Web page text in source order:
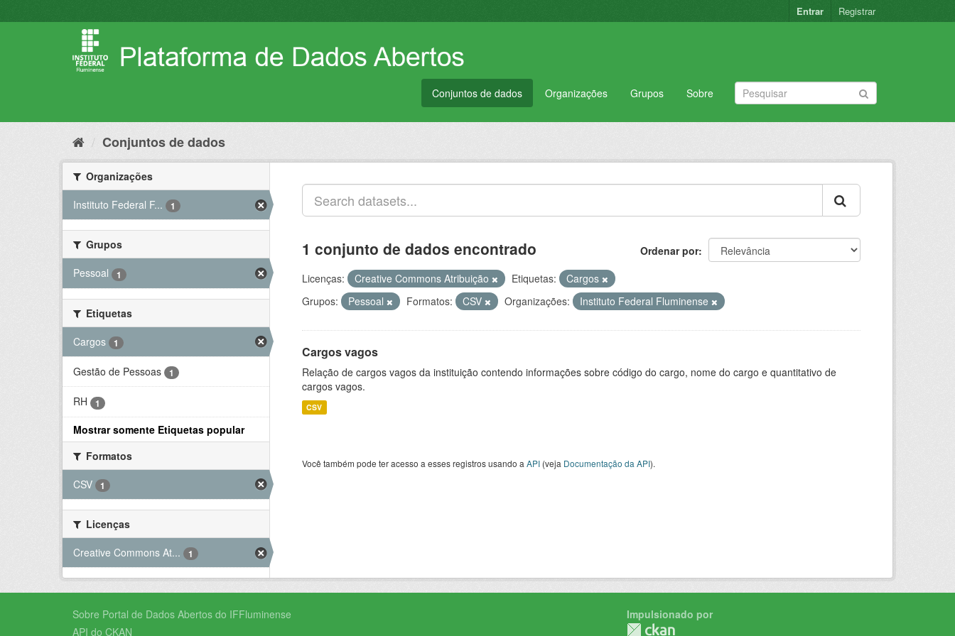
para
Entrar Registrar
Conjuntos de dados Organizações Grupos Sobre
Conjuntos de dados
Organizações
Instituto Federal F...
1
Grupos
Pessoal
1
Etiquetas
Cargos
1
Gestão de Pessoas 1
RH 1
Mostrar somente Etiquetas popular
Formatos
CSV
1
Licenças
Creative Commons At...
1
Ordenar por
1 conjunto de dados encontrado
Licenças: Creative Commons Atribuição Etiquetas:
Cargos
Grupos:
Pessoal Formatos: CSV Organizações: Instituto Federal Fluminense
Cargos vagos
Relação de cargos vagos da instituição contendo informações sobre código do cargo, nome do cargo e quantitativo de
cargos vagos.
CSV
Você também pode ter acesso a esses registros usando a API (veja Documentação da API).
Sobre Portal de Dados Abertos do IFFluminense
API do CKAN
Impulsionado por